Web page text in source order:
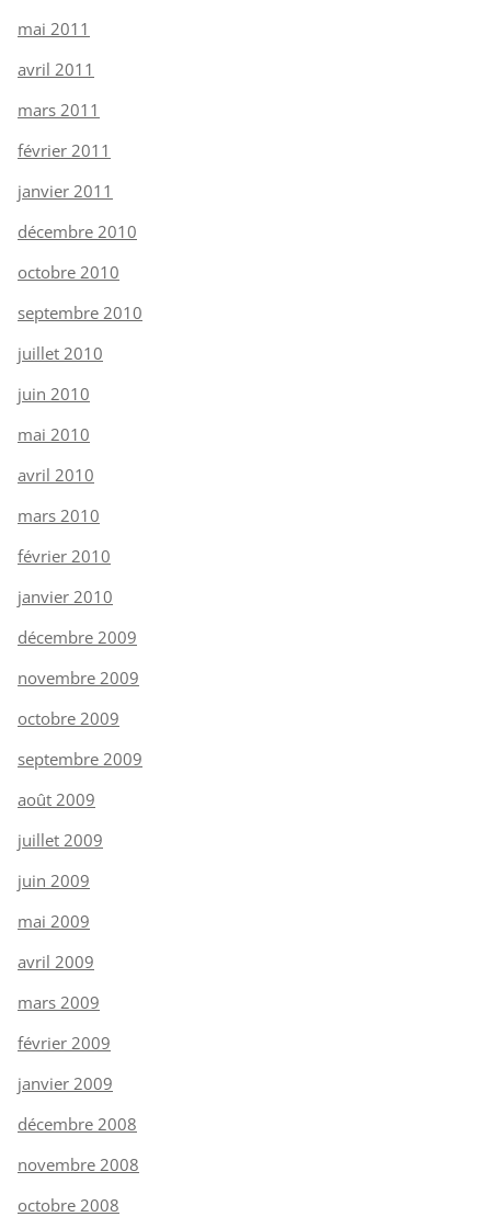
mai 2011
avril 2011
mars 2011
février 2011
janvier 2011
décembre 2010
octobre 2010
septembre 2010
juillet 2010
juin 2010
mai 2010
avril 2010
mars 2010
février 2010
janvier 2010
décembre 2009
novembre 2009
octobre 2009
septembre 2009
août 2009
juillet 2009
juin 2009
mai 2009
avril 2009
mars 2009
février 2009
janvier 2009
décembre 2008
novembre 2008
octobre 2008